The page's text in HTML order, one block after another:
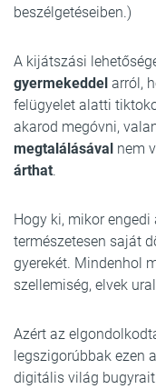
beszélgetéseiben.)
A kijátszási
gyermekeddel arról,
felügyelet alatti
akarod megóvni,
megtalálásával nem
árthat.
Hogy ki, mikor engedi
természetesen saját
gyerekét. Mindenhol
szellemiség, elvek
Azért az
legszigorúbbak ezen
digitális világ bugyrait.